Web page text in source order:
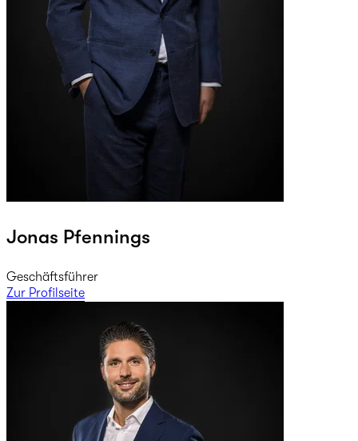
Jonas Pfennings
Geschäftsführer
Zur Profilseite